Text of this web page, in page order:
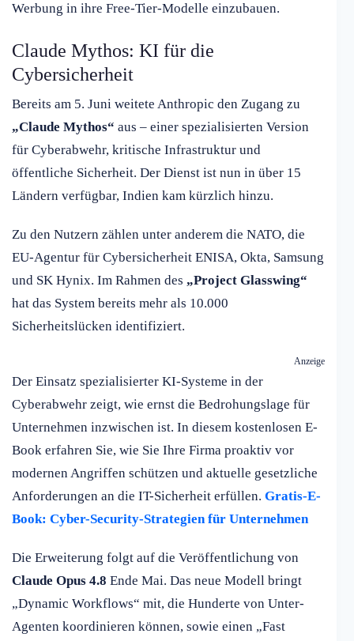
Werbung in ihre Free-Tier-Modelle einzubauen.
Claude Mythos: KI für die
Cybersicherheit
Bereits am 5. Juni weitete Anthropic den Zugang zu
„Claude Mythos“ aus – einer spezialisierten Version
für Cyberabwehr, kritische Infrastruktur und
öffentliche Sicherheit. Der Dienst ist nun in über 15
Ländern verfügbar, Indien kam kürzlich hinzu.
Zu den Nutzern zählen unter anderem die NATO, die
EU-Agentur für Cybersicherheit ENISA, Okta, Samsung
und SK Hynix. Im Rahmen des „Project Glasswing“
hat das System bereits mehr als 10.000
Sicherheitslücken identifiziert.
Anzeige
Der Einsatz spezialisierter KI-Systeme in der
Cyberabwehr zeigt, wie ernst die Bedrohungslage für
Unternehmen inzwischen ist. In diesem kostenlosen E-
Book erfahren Sie, wie Sie Ihre Firma proaktiv vor
modernen Angriffen schützen und aktuelle gesetzliche
Anforderungen an die IT-Sicherheit erfüllen. Gratis-E-
Book: Cyber-Security-Strategien für Unternehmen
Die Erweiterung folgt auf die Veröffentlichung von
Claude Opus 4.8 Ende Mai. Das neue Modell bringt
„Dynamic Workflows“ mit, die Hunderte von Unter-
Agenten koordinieren können, sowie einen „Fast